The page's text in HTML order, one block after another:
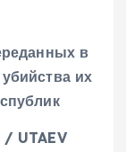
в
их
UTAEV